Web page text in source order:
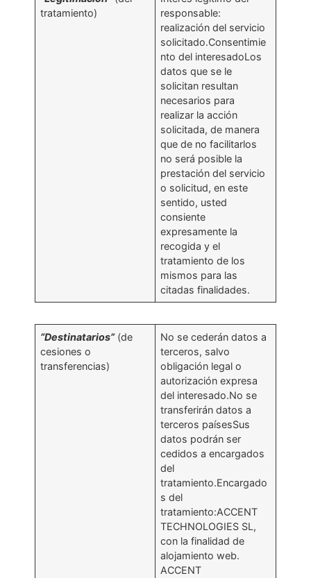
tratamiento)
responsable:
realización del servicio
solicitado.Consentimie
nto del interesadoLos
datos que se le
solicitan resultan
necesarios para
realizar la acción
solicitada, de manera
que de no facilitarlos
no será posible la
prestación del servicio
o solicitud, en este
sentido, usted
consiente
expresamente la
recogida y el
tratamiento de los
mismos para las
citadas finalidades.
“Destinatarios”(de
cesiones o
transferencias)
No se cederán datos a
terceros, salvo
obligación legal o
autorización expresa
del interesado.No se
transferirán datos a
terceros paísesSus
datos podrán ser
cedidos a encargados
del
tratamiento.Encargado
s del
tratamiento:ACCENT
TECHNOLOGIES SL,
con la finalidad de
alojamiento web.
ACCENT